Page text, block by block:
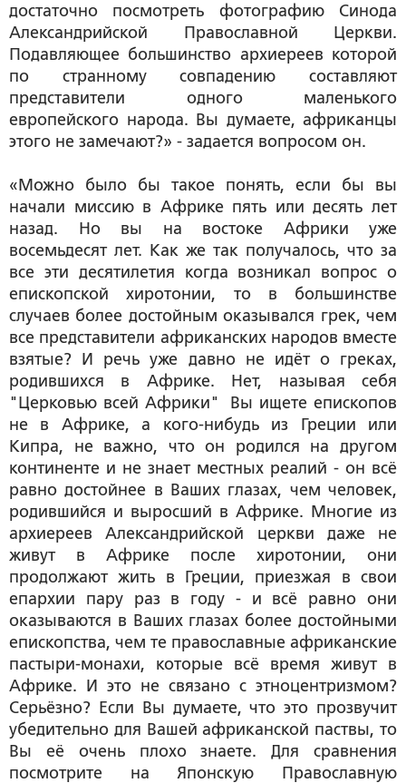
достаточно посмотреть фотографию Синода
Александрийской Православной Церкви.
Подавляющее большинство архиереев которой
по странному совпадению составляют
представители одного маленького
европейского народа. Вы думаете, африканцы
этого не замечают?» - задается вопросом он.
«Можно было бы такое понять, если бы вы
начали миссию в Африке пять или десять лет
назад. Но вы на востоке Африки уже
восемьдесят лет. Как же так получалось, что за
все эти десятилетия когда возникал вопрос о
епископской хиротонии, то в большинстве
случаев более достойным оказывался грек, чем
все представители африканских народов вместе
взятые? И речь уже давно не идёт о греках,
родившихся в Африке. Нет, называя себя
"Церковью всей Африки" Вы ищете епископов
не в Африке, а кого-нибудь из Греции или
Кипра, не важно, что он родился на другом
континенте и не знает местных реалий - он всё
равно достойнее в Ваших глазах, чем человек,
родившийся и выросший в Африке. Многие из
архиереев Александрийской церкви даже не
живут в Африке после хиротонии, они
продолжают жить в Греции, приезжая в свои
епархии пару раз в году - и всё равно они
оказываются в Ваших глазах более достойными
епископства, чем те православные африканские
пастыри-монахи, которые всё время живут в
Африке. И это не связано с этноцентризмом?
Серьёзно? Если Вы думаете, что это прозвучит
убедительно для Вашей африканской паствы, то
Вы её очень плохо знаете. Для сравнения
посмотрите на Японскую Православную